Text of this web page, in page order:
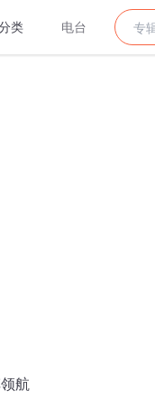
类 电台
航